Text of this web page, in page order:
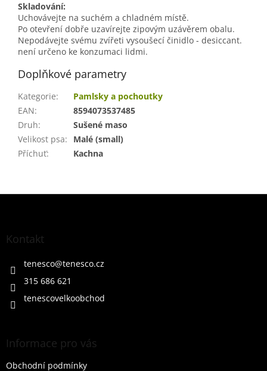
Skladování:
Uchovávejte na suchém a chladném místě.
Po otevření dobře uzavírejte zipovým uzávěrem obalu.
Nepodávejte svému zvířeti vysoušecí činidlo - desiccant.
není určeno ke konzumaci lidmi.
Doplňkové parametry
Kategorie:
Pamlsky a pochoutky
EAN:
8594073537485
Druh:
Sušené maso
Velikost psa:
Malé (small)
Příchuť: Kachna
Z
Kontakt
tenesco@tenesco.cz
315 686 621
tenescovelkoobchod
Informace pro vás
Obchodní podmínky